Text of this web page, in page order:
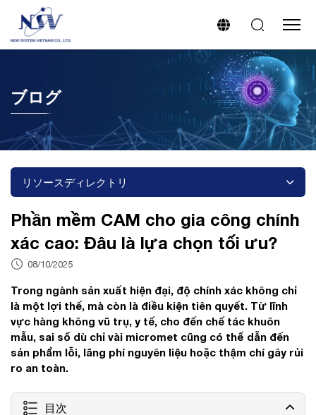
ブログ
リソースディレクトリ
Phần mềm CAM cho gia công chính
xác cao: Đâu là lựa chọn tối ưu?
08/10/2025
Trong ngành sản xuất hiện đại, độ chính xác không chỉ
là một lợi thế, mà còn là điều kiện tiên quyết. Từ lĩnh
vực hàng không vũ trụ, y tế, cho đến chế tác khuôn
mẫu, sai số dù chỉ vài micromet cũng có thể dẫn đến
sản phẩm lỗi, lãng phí nguyên liệu hoặc thậm chí gây rủi
ro an toàn.
目次